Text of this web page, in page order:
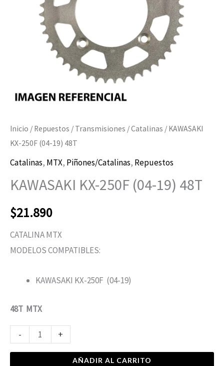
Inicio / Repuestos / Transmisiones /Catalinas / KAWASAKI
KX-250F (04-19) 48T
Catalinas, MTX, Piñones/Catalinas, Repuestos
KAWASAKI KX-250F (04-19) 48T
$21.890
CATALINA MTX
MODELOS COMPATIBLES:
KAWASAKI KX-250F (04-19)
48T MTX
- +
AÑADIR AL CARRITO